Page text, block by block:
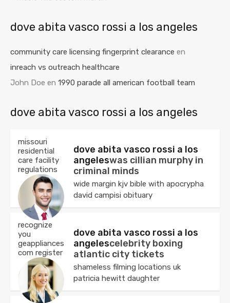
dove abita vasco rossi a los angeles
community care licensing fingerprint clearance en
inreach vs outreach healthcare
John Doe en 1990 parade all american football team
dove abita vasco rossi a los angeles
missouri
residential
care facility
regulations
dove abita vasco rossi a los
angeleswas cillian murphy in
criminal minds
wide margin kjv bible with apocrypha
david campisi obituary
recognize
you
geappliances
com register
dove abita vasco rossi a los
angelescelebrity boxing
atlantic city tickets
shameless filming locations uk
patricia hewitt daughter